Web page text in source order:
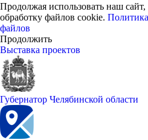
Продолжая использовать наш сайт,
обработку файлов cookie.
файлов
Продолжить
Выставка проектов
Губернатор Челябинской области